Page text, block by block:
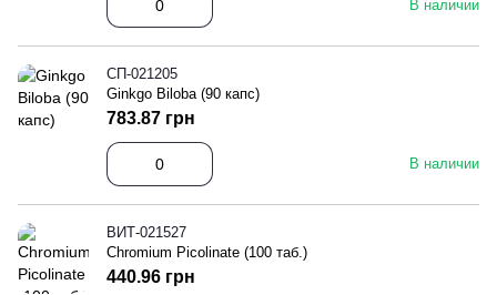
В наличии
СП-021205
Ginkgo Biloba (90 капс)
В наличии
783.87 грн
ВИТ-021527
Chromium Picolinate (100 таб.)
440.96 грн